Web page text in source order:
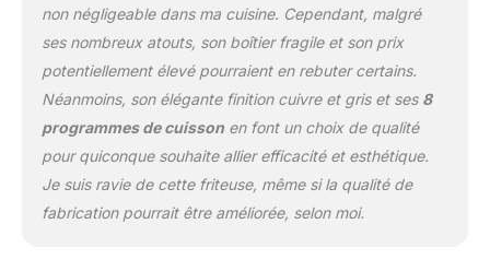
non négligeable dans ma cuisine. Cependant, malgré
ses nombreux atouts, son boîtier fragile et son prix
potentiellement élevé pourraient en rebuter certains.
Néanmoins, son élégante finition cuivre et gris et ses 8
programmes de cuissonen font un choix de qualité
pour quiconque souhaite allier efficacité et esthétique.
Je suis ravie de cette friteuse, même si la qualité de
fabrication pourrait être améliorée, selon moi.